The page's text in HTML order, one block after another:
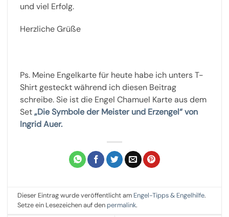
und viel Erfolg.
Herzliche Grüße
Ps. Meine Engelkarte für heute habe ich unters T-
Shirt gesteckt während ich diesen Beitrag
schreibe. Sie ist die Engel Chamuel Karte aus dem
Set„Die Symbole der Meister und Erzengel“ von
Ingrid Auer.
Dieser Eintrag wurde veröffentlicht am Engel-Tipps & Engelhilfe.
Setze ein Lesezeichen auf den permalink.